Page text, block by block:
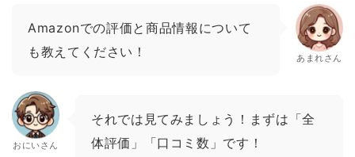
Amazonでの評価と商品情報について
も教えてください！
あまれさん
おにいさん
それでは見てみましょう！まずは「全
体評価」「口コミ数」です！